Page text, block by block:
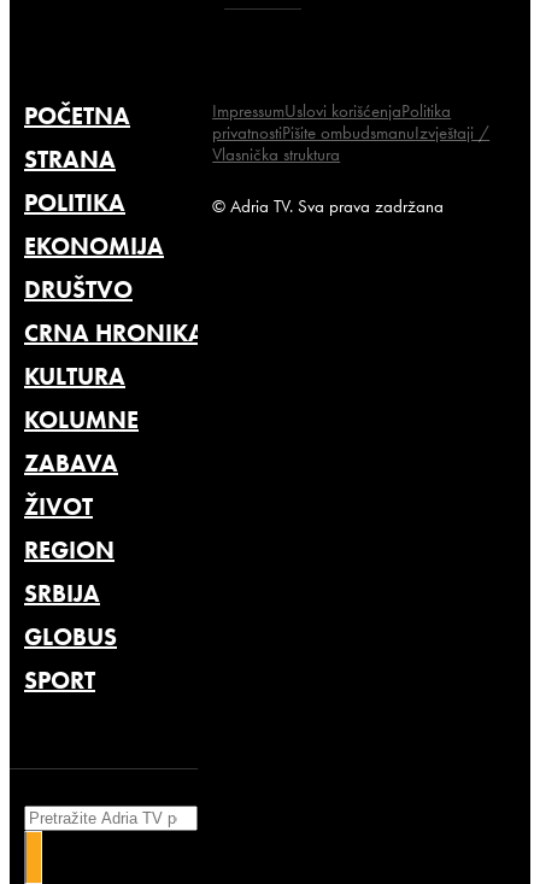
POČETNA
STRANA
POLITIKA
EKONOMIJA
DRUŠTVO
CRNA HRONIKA
KULTURA
KOLUMNE
ZABAVA
ŽIVOT
REGION
SRBIJA
GLOBUS
SPORT
ImpressumUslovi korišćenjaPolitika
privatnostiPišite ombudsmanuIzvještaji /
Vlasnička struktura
© Adria TV. Sva prava zadržana